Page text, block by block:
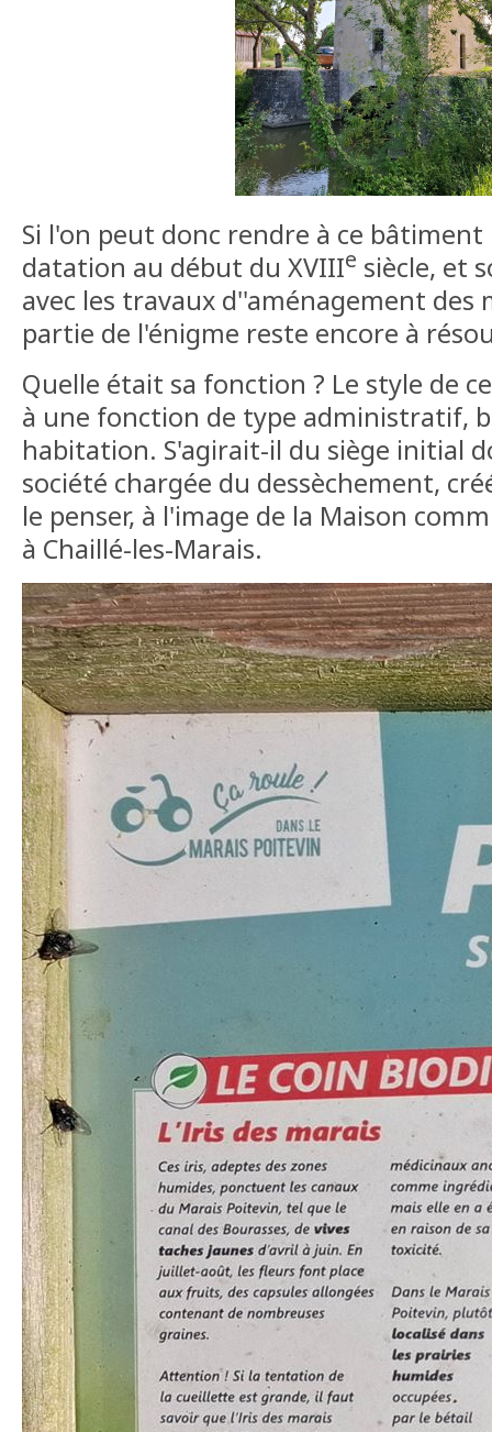
Si l'on peut donc rendre à ce bâtiment
datation au début du XVIIIe siècle, et
avec les travaux d''aménagement des
partie de l'énigme reste encore à
Quelle était sa fonction ? Le style de
à une fonction de type administratif,
habitation. S'agirait-il du siège initial
société chargée du dessèchement,
le penser, à l'image de la Maison
à Chaillé-les-Marais.